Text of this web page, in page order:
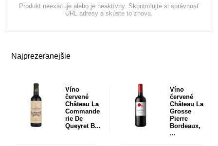
Najprezeranejšie
Víno
červené
Château La
Commande
rie De
Queyret B...
Víno
červené
Château La
Grosse
Pierre
Bordeaux,
...
Produkt neexistuje alebo je neaktívny. Skontrolujte si správnosť
URL adresy a skúste to znova.